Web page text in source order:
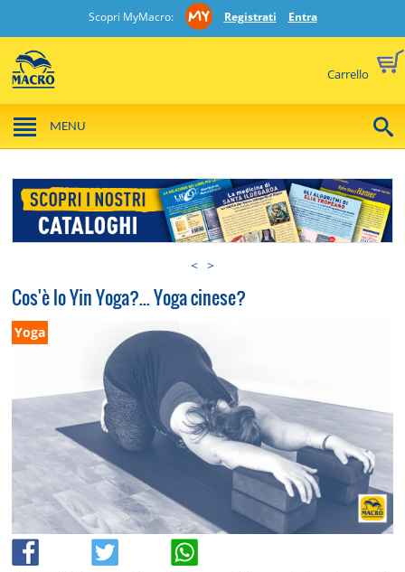
Scopri MyMacro: Registrati Entra
Carrello
MENU
< >
Cos'è lo Yin Yoga?... Yoga cinese?
Yoga